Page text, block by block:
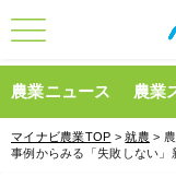
農業ニュース 農業
マイナビ農業TOP >就農 >
事例からみる「失敗しない」